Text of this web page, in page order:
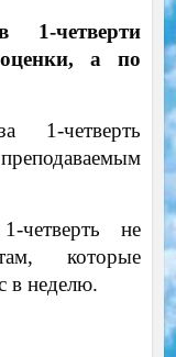
четверти
оценки, а по
1-четверть
не
которые
в неделю.